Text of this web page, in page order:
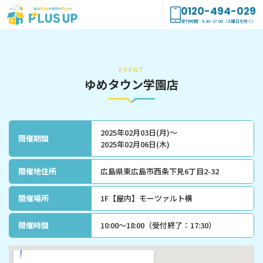
0120-494-029
受付時間：9:30~17:00（土曜日を除く）
EVENT
ゆめタウン学園店
開催期間
2025年02月03日(月)～
2025年02月06日(木)
開催地住所 広島県東広島市西条下見6丁目2-32
開催場所 1F【屋内】モーツァルト横
開催時間 10:00〜18:00（受付終了：17:30）